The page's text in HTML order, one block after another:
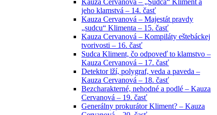
jeho klamstvá – 14. časť
Kauza Cervanová – Majestát pravdy
„sudcu“ Klimenta – 15. časť
Kauza Cervanová – Kompiláty eštebáckej
tvorivosti – 16. časť
Sudca Kliment, čo odpoveď to klamstvo –
Kauza Cervanová – 17. časť
Detektor lží, polygraf, veda a paveda –
Kauza Cervanová – 18. časť
Bezcharakterné, nehodné a podlé – Kauza
Cervanová – 19. časť
Generálny prokurátor Kliment? – Kauza